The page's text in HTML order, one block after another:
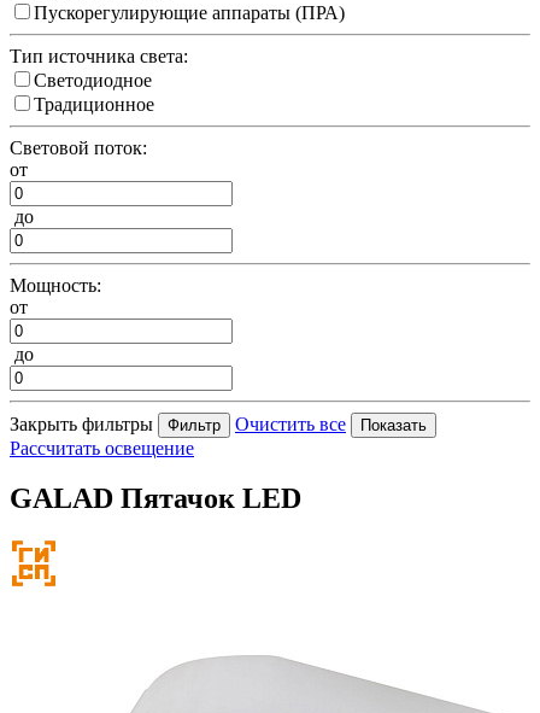
Пускорегулирующие аппараты (ПРА)
Тип источника света:
Светодиодное
Традиционное
Световой поток:
от
до
Мощность:
от
до
Закрыть фильтры
Очистить все
Рассчитать освещение
GALAD Пятачок LED